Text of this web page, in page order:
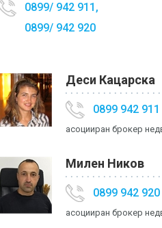
0899/ 942 911,
0899/ 942 920
Деси Кацарска
0899 942 911
асоцииран брокер
Милен Ников
0899 942 920
асоцииран брокер